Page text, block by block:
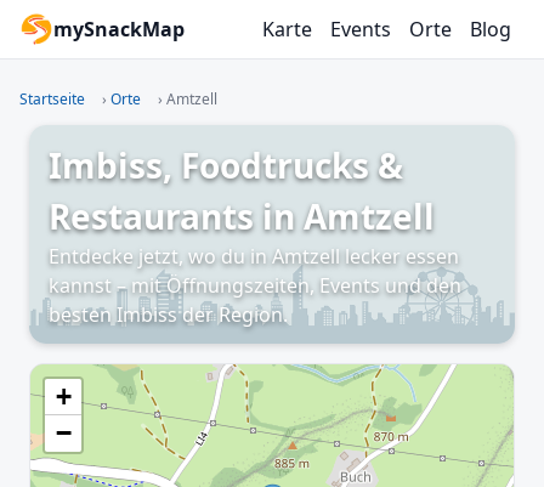
mySnackMap Karte Events Orte Blog
Startseite › Orte › Amtzell
Imbiss, Foodtrucks &
Restaurants in Amtzell
Entdecke jetzt, wo du in Amtzell lecker essen
kannst – mit Öffnungszeiten, Events und den
besten Imbiss der Region.
+
−